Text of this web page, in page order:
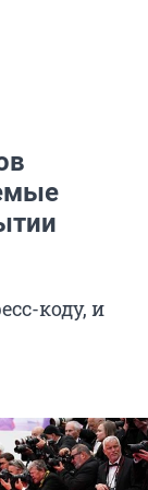
коду, и